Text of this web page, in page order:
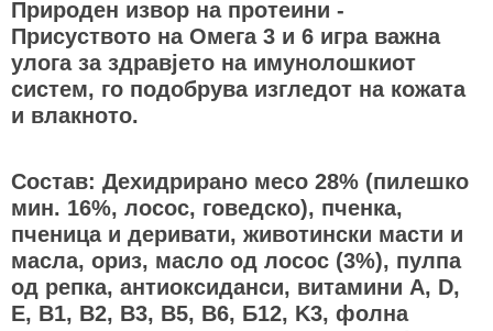
Природен извор на протеини -
Присуството на Омега 3 и 6 игра важна
улога за здравјето на имунолошкиот
систем, го подобрува изгледот на кожата
и влакното.
Состав: Дехидрирано месо 28% (пилешко
мин. 16%, лосос, говедско), пченка,
пченица и деривати, животински масти и
масла, ориз, масло од лосос (3%), пулпа
од репка, антиоксиданси, витамини A, D,
E, B1, B2, B3, B5, B6, Б12, K3, фолна